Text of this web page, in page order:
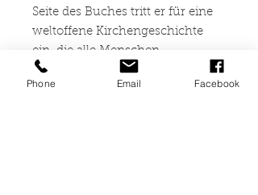
Seite des Buches tritt er für eine
weltoffene Kirchengeschichte
ein, die alle Menschen
einschließt, auch die außer-
christlichen und die
Phone Email Facebook